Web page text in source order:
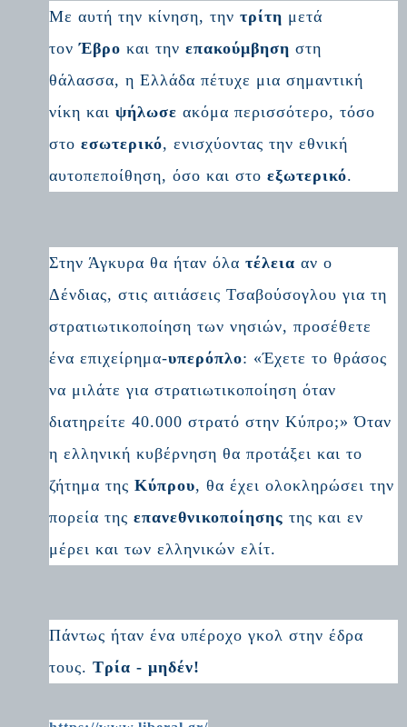
Με αυτή την κίνηση, τηντρίτη μετά
τονΈβρο και τηνεπακούμβηση στη
θάλασσα, η Ελλάδα πέτυχε μια σημαντική
νίκη καιψήλωσε ακόμα περισσότερο, τόσο
στοεσωτερικό, ενισχύοντας την εθνική
αυτοπεποίθηση, όσο και στοεξωτερικό.
Στην Άγκυρα θα ήταν όλατέλεια αν ο
Δένδιας, στις αιτιάσεις Τσαβούσογλου για τη
στρατιωτικοποίηση των νησιών, προσέθετε
ένα επιχείρημα-υπερόπλο: «Έχετε το θράσος
να μιλάτε για στρατιωτικοποίηση όταν
διατηρείτε 40.000 στρατό στην Κύπρο;» Όταν
η ελληνική κυβέρνηση θα προτάξει και το
ζήτημα τηςΚύπρου, θα έχει ολοκληρώσει την
πορεία τηςεπανεθνικοποίησης της και εν
μέρει και των ελληνικών ελίτ.
Πάντως ήταν ένα υπέροχο γκολ στην έδρα
τους.Τρία - μηδέν!